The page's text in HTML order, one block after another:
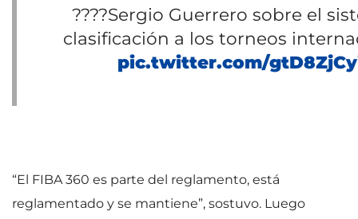
????️Sergio Guerrero sobre el
clasificación a los torneos
pic.twitter.com/
“El FIBA 360 es parte del reglamento, está
reglamentado y se mantiene”, sostuvo. Luego